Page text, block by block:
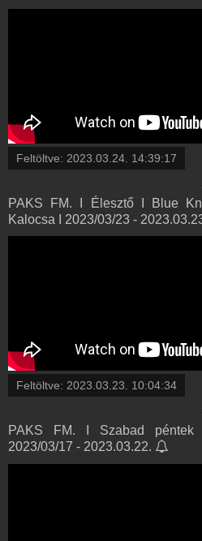
Feltöltve: 2023.03.24. 14:39:17
PAKS FM. I Élesztő I Blue
Kalocsa I 2023/03/23 -
Feltöltve: 2023.03.23. 10:04:34
PAKS FM. I Szabad péntek
2023/03/17 - 2023.03.22.